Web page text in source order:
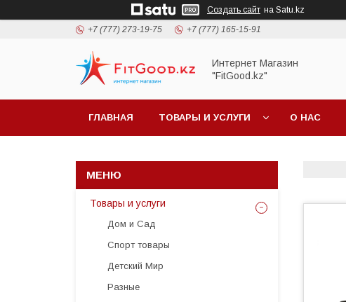
Создать сайт на Satu.kz
+7 (777) 273-19-75 +7 (777) 165-15-91
Интернет Магазин
"FitGood.kz"
ГЛАВНАЯ ТОВАРЫ И УСЛУГИ О НАС
Товары и услуги
Дом и Сад
Спорт товары
Детский Мир
Разные